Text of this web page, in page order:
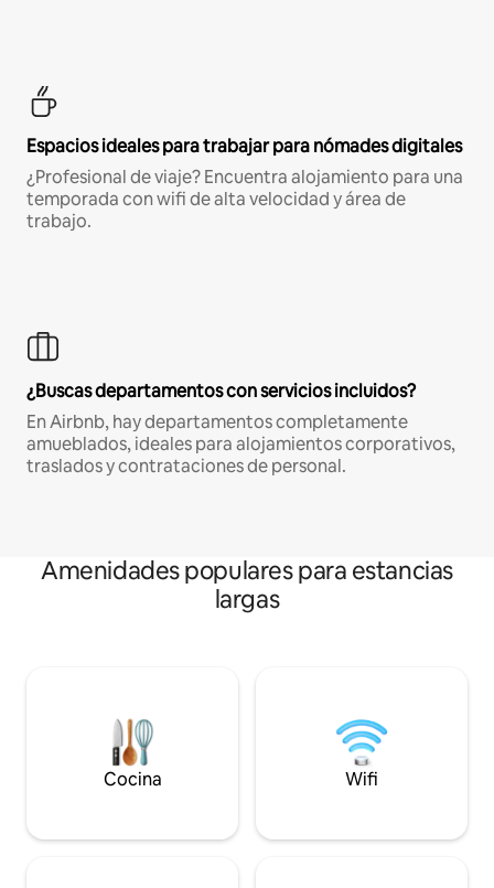
Espacios ideales para trabajar para nómades digitales
¿Profesional de viaje? Encuentra alojamiento para una
temporada con wifi de alta velocidad y área de
trabajo.
¿Buscas departamentos con servicios incluidos?
En Airbnb, hay departamentos completamente
amueblados, ideales para alojamientos corporativos,
traslados y contrataciones de personal.
Amenidades populares para estancias
largas
Cocina Wifi